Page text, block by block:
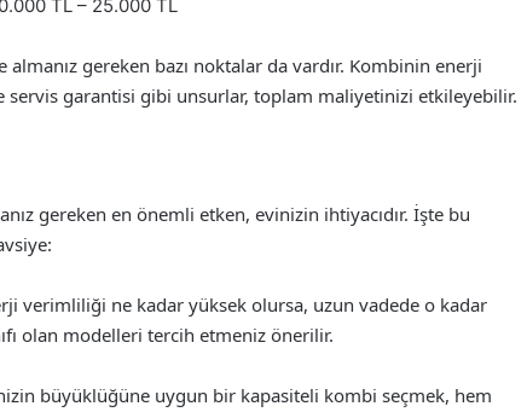
TL – 25.000 TL
almanız gereken bazı noktalar da vardır. Kombinin enerji
garantisi gibi unsurlar, toplam maliyetinizi etkileyebilir.
gereken en önemli etken, evinizin ihtiyacıdır. İşte bu
verimliliği ne kadar yüksek olursa, uzun vadede o kadar
olan modelleri tercih etmeniz önerilir.
büyüklüğüne uygun bir kapasiteli kombi seçmek, hem